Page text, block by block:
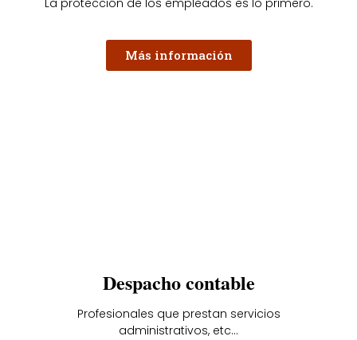
La protección de los empleados es lo primero.
Más información
Despacho contable
Profesionales que prestan servicios
administrativos, etc...